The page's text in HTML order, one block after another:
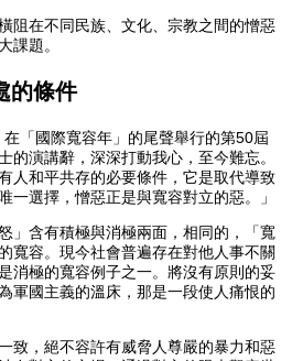
在不同民族、文化、宗教之間的憎惡
課題。
的條件
國際寬容年」的尾聲舉行的第50屆
的演講辭，深深打動我心，至今難忘。
人和平共存的必要條件，它是取代導致
一選擇，憎惡正是與寬容對立的惡。」
含有積極與消極兩面，相同的，「寬
寬容。現今社會普遍存在對他人事不關
消極的寬容例子之一。將沒有原則的妥
軍國主義的溫床，那是一段使人痛恨的
，絕不容許有威脅人尊嚴的暴力和惡